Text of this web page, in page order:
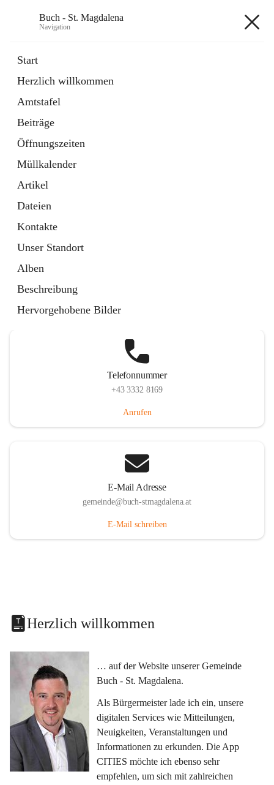
Buch - St. Magdalena
Navigation
Start
Herzlich willkommen
Amtstafel
Beiträge
Öffnungszeiten
Müllkalender
Artikel
Dateien
Kontakte
Unser Standort
Alben
Beschreibung
Hervorgehobene Bilder
11 Schnellzugriffe
Bürgerservice
10 Schnellzugriffe
Telefonnummer
+43 3332 8169
Anrufen
E-Mail Adresse
gemeinde@buch-stmagdalena.at
E-Mail schreiben
Herzlich willkommen
… auf der Website unserer Gemeinde
Buch - St. Magdalena.
Als Bürgermeister lade ich ein, unsere
digitalen Services wie Mitteilungen,
Neuigkeiten, Veranstaltungen und
Informationen zu erkunden. Die App
CITIES möchte ich ebenso sehr
empfehlen, um sich mit zahlreichen